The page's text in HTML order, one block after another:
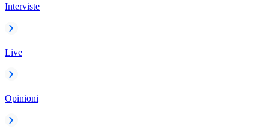
Interviste
Live
Opinioni